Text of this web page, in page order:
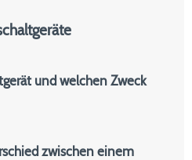
und welchen Zweck
zwischen einem